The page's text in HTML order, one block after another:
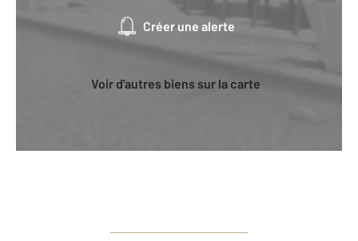
Créer une alerte
Voir d'autres biens sur la carte